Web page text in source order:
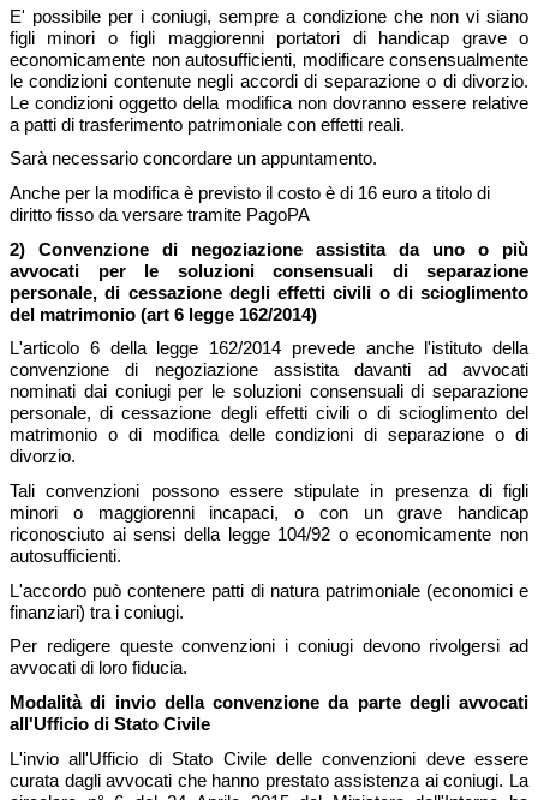
E' possibile per i coniugi, sempre a condizione che non vi siano
figli minori o figli maggiorenni portatori di handicap grave o
economicamente non autosufficienti, modificare consensualmente
le condizioni contenute negli accordi di separazione o di divorzio.
Le condizioni oggetto della modifica non dovranno essere relative
a patti di trasferimento patrimoniale con effetti reali.
Sarà necessario concordare un appuntamento.
Anche per la modifica è previsto il costo è di 16 euro a titolo di
diritto fisso da versare tramite PagoPA
2)
Convenzione di negoziazione assistita da uno o più
avvocati per le soluzioni consensuali di separazione
personale, di cessazione degli effetti civili o di scioglimento
del matrimonio (art 6 legge 162/2014)
L'articolo 6 della legge 162/2014 prevede anche l'istituto della
convenzione di negoziazione assistita davanti ad avvocati
nominati dai coniugi per le soluzioni consensuali di separazione
personale, di cessazione degli effetti civili o di scioglimento del
matrimonio o di modifica delle condizioni di separazione o di
divorzio.
Tali convenzioni possono essere stipulate in presenza di figli
minori o maggiorenni incapaci, o con un grave handicap
riconosciuto ai sensi della legge 104/92 o economicamente non
autosufficienti.
L'accordo può contenere patti di natura patrimoniale (economici e
finanziari) tra i coniugi.
Per redigere queste convenzioni i coniugi devono rivolgersi ad
avvocati di loro fiducia.
Modalità di invio della convenzione da parte degli avvocati
all'Ufficio di Stato Civile
L'invio all'Ufficio di Stato Civile delle convenzioni deve essere
curata dagli avvocati che hanno prestato assistenza ai coniugi. La